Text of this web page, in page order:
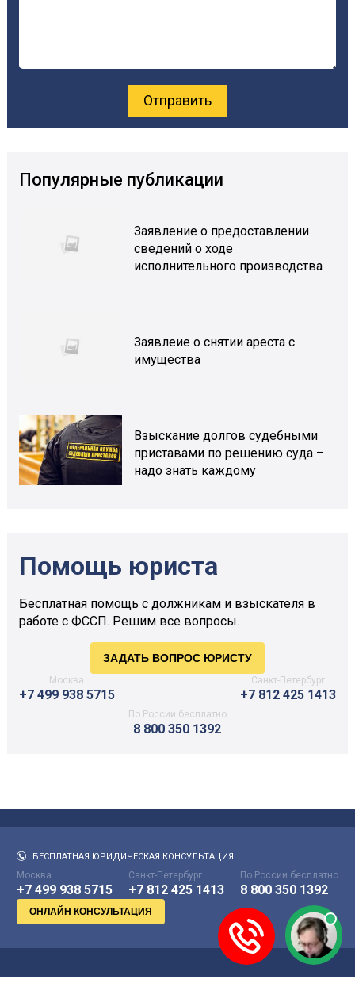
Популярные публикации
Заявление о предоставлении
сведений о ходе
исполнительного производства
Заявлеие о снятии ареста с
имущества
Взыскание долгов судебными
приставами по решению суда –
надо знать каждому
Помощь юриста
Бесплатная помощь с должникам и взыскателя в
работе с ФССП. Решим все вопросы.
Москва
+7 499 938 5715
Санкт-Петербург
+7 812 425 1413
По России бесплатно
8 800 350 1392
БЕСПЛАТНАЯ ЮРИДИЧЕСКАЯ КОНСУЛЬТАЦИЯ:
Москва
+7 499 938 5715
Санкт-Петербург
+7 812 425 1413
По России бесплатно
8 800 350 1392